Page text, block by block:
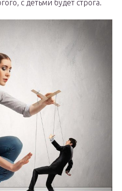
с детьми будет строга.